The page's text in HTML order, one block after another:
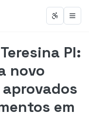
Abrir
PI:
novo
em